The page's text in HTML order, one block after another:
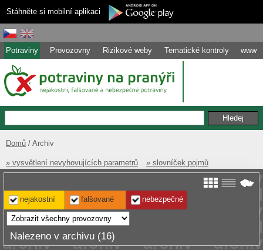
Stáhněte si mobilní aplikaci
Potraviny Provozovny Rizikové weby Tematické kontroly www
Domů Archiv
» vysvětlení nevyhovujících parametrů » slovníček pojmů
nejakostní falšované nebezpečné
Nalezeno v archivu (16)